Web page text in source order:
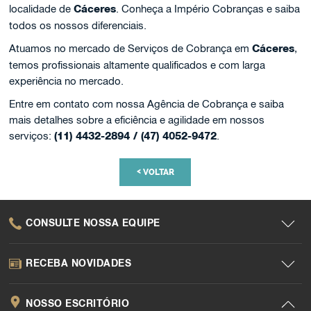
localidade deCáceres. Conheça a Império Cobranças e saiba
todos os nossos diferenciais.
Atuamos no mercado de Serviços de Cobrança emCáceres,
temos profissionais altamente qualificados e com larga
experiência no mercado.
Entre em contato com nossa Agência de Cobrança e saiba
mais detalhes sobre a eficiência e agilidade em nossos
serviços:(11) 4432-2894 / (47) 4052-9472.
<VOLTAR
CONSULTE NOSSA EQUIPE
RECEBA NOVIDADES
NOSSO ESCRITÓRIO